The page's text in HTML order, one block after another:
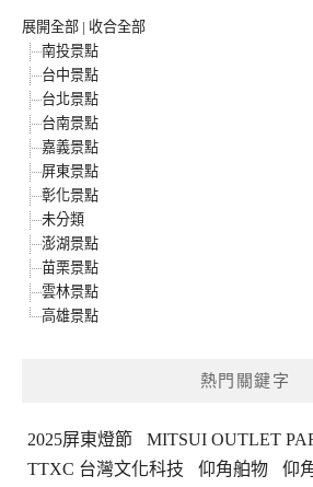
展開全部 | 收合全部
南投景點
台中景點
台北景點
台南景點
嘉義景點
屏東景點
彰化景點
未分類
澎湖景點
苗栗景點
雲林景點
高雄景點
熱門關鍵字
2025屏東燈節
MITSUI OUTLET
TTXC 台灣文化科技
仰角舶物
仰